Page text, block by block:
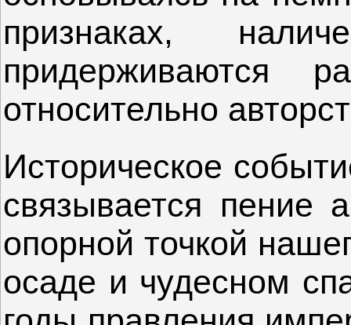
признаках,
придерживаются
относительно
Историческое
связывается пение
опорной точкой
осаде и чудесном